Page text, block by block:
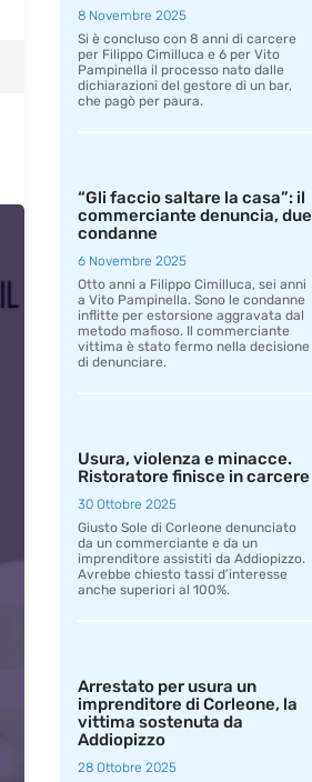
8 Novembre 2025
Si è concluso con 8 anni di carcere
per Filippo Cimilluca e 6 per Vito
Pampinella il processo nato dalle
dichiarazioni del gestore di un bar,
che pagò per paura.
“Gli faccio saltare la casa”: il
commerciante denuncia, due
condanne
6 Novembre 2025
Otto anni a Filippo Cimilluca, sei anni
a Vito Pampinella. Sono le condanne
inflitte per estorsione aggravata dal
metodo mafioso. Il commerciante
vittima è stato fermo nella decisione
di denunciare.
Usura, violenza e minacce.
Ristoratore finisce in carcere
30 Ottobre 2025
Giusto Sole di Corleone denunciato
da un commerciante e da un
imprenditore assistiti da Addiopizzo.
Avrebbe chiesto tassi d’interesse
anche superiori al 100%.
Arrestato per usura un
imprenditore di Corleone, la
vittima sostenuta da
Addiopizzo
28 Ottobre 2025